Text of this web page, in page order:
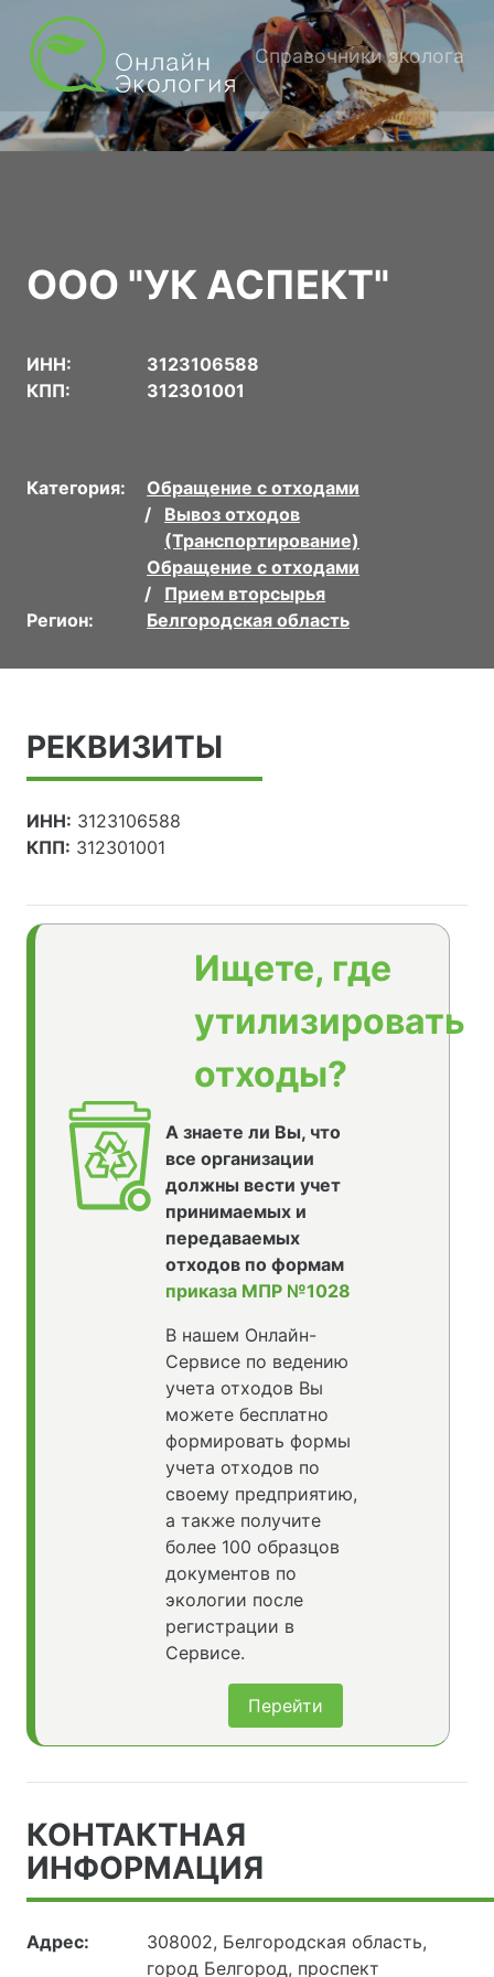
Справочники эколога
ООО "УК АСПЕКТ"
ИНН:
3123106588
КПП:
312301001
Категория:
Обращение с отходами
Вывоз отходов
(Транспортирование)
Обращение с отходами
Прием вторсырья
Регион:
Белгородская область
РЕКВИЗИТЫ
ИНН: 3123106588
КПП: 312301001
Ищете, где
утилизировать
отходы?
А знаете ли Вы, что
все организации
должны вести учет
принимаемых и
передаваемых
отходов по формам
приказа МПР №1028
В нашем Онлайн-
Сервисе по ведению
учета отходов Вы
можете бесплатно
формировать формы
учета отходов по
своему предприятию,
а также получите
более 100 образцов
документов по
экологии после
регистрации в
Сервисе.
Перейти
КОНТАКТНАЯ
ИНФОРМАЦИЯ
Адрес:
308002, Белгородская область,
город Белгород, проспект